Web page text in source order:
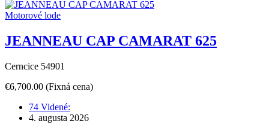
Motorové lode
JEANNEAU CAP CAMARAT 625
Cerncice 54901
€6,700.00 (Fixná cena)
74 Videné:
4. augusta 2026